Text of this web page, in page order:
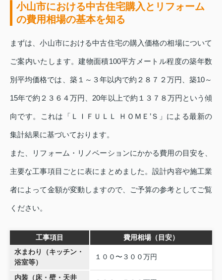
小山市における中古住宅購入とリフォーム
の費用相場の基本を知る
まずは、小山市における中古住宅の購入価格の相場について
ご案内いたします。建物面積100平方メートル程度の築年数
別平均価格では、築１～３年以内で約２８７２万円、築10～
15年で約２３６４万円、20年以上で約１３７８万円という傾
向です。これは「ＬＩＦＵＬＬ ＨＯＭＥ’Ｓ」による最新の
集計結果に基づいております。
また、リフォーム・リノベーションにかかる費用の目安を、
主要な工事項目ごとに表にまとめました。設計内容や施工業
者によって金額が変動しますので、ご予算の参考としてご覧
ください。
工事項目
費用相場（目安）
水まわり（キッチン・
浴室等）
１００〜３００万円
内装（床・壁・天井